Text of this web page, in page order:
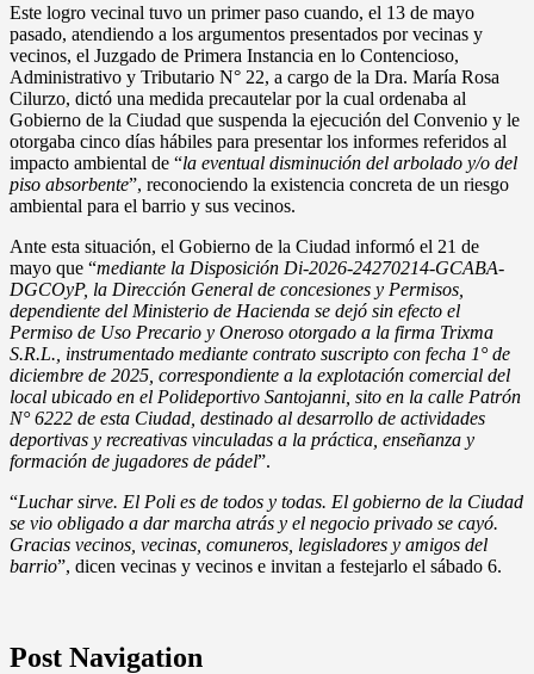
Este logro vecinal tuvo un primer paso cuando, el 13 de mayo
pasado, atendiendo a los argumentos presentados por vecinas y
vecinos, el Juzgado de Primera Instancia en lo Contencioso,
Administrativo y Tributario N° 22, a cargo de la Dra. María Rosa
Cilurzo, dictó una medida precautelar por la cual ordenaba al
Gobierno de la Ciudad que suspenda la ejecución del Convenio y le
otorgaba cinco días hábiles para presentar los informes referidos al
impacto ambiental de “la eventual disminución del arbolado y/o del
piso absorbente”, reconociendo la existencia concreta de un riesgo
ambiental para el barrio y sus vecinos.
Ante esta situación, el Gobierno de la Ciudad informó el 21 de
mayo que “mediante la Disposición Di-2026-24270214-GCABA-
DGCOyP, la Dirección General de concesiones y Permisos,
dependiente del Ministerio de Hacienda se dejó sin efecto el
Permiso de Uso Precario y Oneroso otorgado a la firma Trixma
S.R.L., instrumentado mediante contrato suscripto con fecha 1° de
diciembre de 2025, correspondiente a la explotación comercial del
local ubicado en el Polideportivo Santojanni, sito en la calle Patrón
N° 6222 de esta Ciudad, destinado al desarrollo de actividades
deportivas y recreativas vinculadas a la práctica, enseñanza y
formación de jugadores de pádel”.
“Luchar sirve. El Poli es de todos y todas. El gobierno de la Ciudad
se vio obligado a dar marcha atrás y el negocio privado se cayó.
Gracias vecinos, vecinas, comuneros, legisladores y amigos del
barrio”, dicen vecinas y vecinos e invitan a festejarlo el sábado 6.
Post Navigation